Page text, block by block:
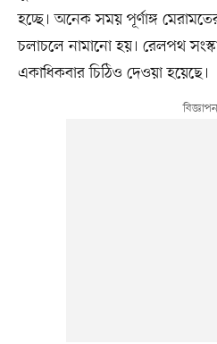
হচ্ছে। অনেক সময় পূর্ণাঙ্গ
চলাচলে নামানো হয়। রেলপথ
একাধিকবার চিঠিও দেওয়া হয়েছে।